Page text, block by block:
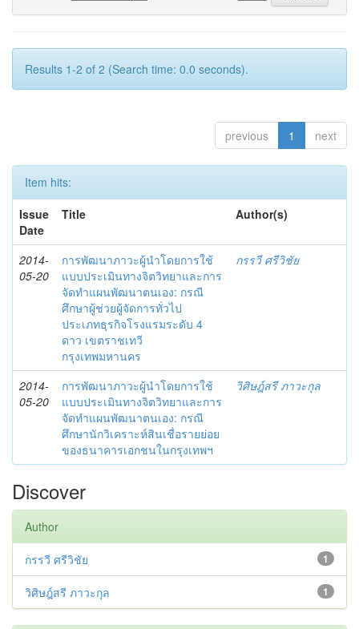
Results 1-2 of 2 (Search time: 0.0 seconds).
previous 1 next
Item hits:
Issue
Date
Title Author(s)
2014-
05-20
การพัฒนาภาวะผู้นำโดยการใช้
แบบประเมินทางจิตวิทยาและการ
จัดทำแผนพัฒนาตนเอง: กรณี
ศึกษาผู้ช่วยผู้จัดการทั่วไป
ประเภทธุรกิจโรงแรมระดับ 4
ดาว เขตราชเทวี
กรุงเทพมหานคร
กรรวี ศรีวิชัย
2014-
05-20
การพัฒนาภาวะผู้นำโดยการใช้
แบบประเมินทางจิตวิทยาและการ
จัดทำแผนพัฒนาตนเอง: กรณี
ศึกษานักวิเคราะห์สินเชื่อรายย่อย
ของธนาคารเอกชนในกรุงเทพฯ
วิศิษฎ์สรี ภาวะกุล
Discover
Author
1
กรรวี ศรีวิชัย
1
วิศิษฎ์สรี ภาวะกุล